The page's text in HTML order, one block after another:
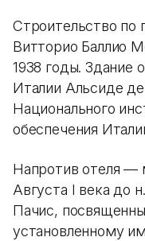
Строительство по
Витторио Баллио
1938 годы. Здание
Италии Альсиде
Национального
обеспечения
Напротив отеля —
Августа I века до
Пачис,
установленному